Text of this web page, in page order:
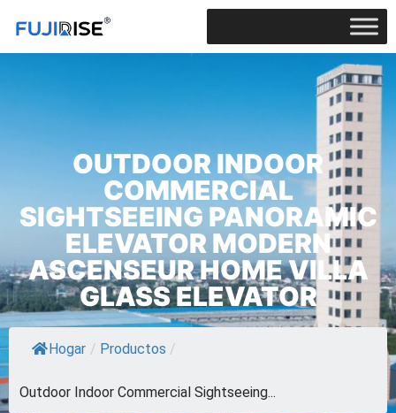
OUTDOOR INDOOR
COMMERCIAL
SIGHTSEEING PANORAMIC
ELEVATOR MODERN
ASCENSEUR HOME VILLA
GLASS ELEVATOR
Hogar / Productos /
Outdoor Indoor Commercial Sightseeing...